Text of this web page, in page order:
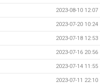
2023-08-10 12:07
2023-07-20 10:24
2023-07-18 12:53
2023-07-16 20:56
2023-07-14 11:55
2023-07-11 22:10